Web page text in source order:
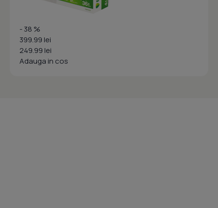
- 38 %
399.99 lei
249.99 lei
Adauga in cos